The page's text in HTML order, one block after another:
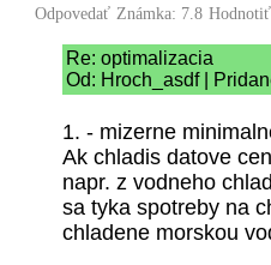
Odpovedať Známka: 7.8
Re: optimalizacia
Od: Hroch_asdf |
1. - mizerne
Ak chladis datove
napr. z vodneho
sa tyka spotreby na
chladene morskou